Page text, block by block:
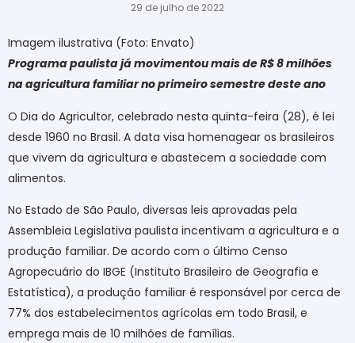
29 de julho de 2022
Imagem ilustrativa (Foto: Envato)
Programa paulista já movimentou mais de R$8 milhões
na agricultura familiar no primeiro semestre deste ano
O Dia do Agricultor, celebrado nesta quinta-feira (28), é lei
desde 1960 no Brasil. A data visa homenagear os brasileiros
que vivem da agricultura e abastecem a sociedade com
alimentos.
No Estado de São Paulo, diversas leis aprovadas pela
Assembleia Legislativa paulista incentivam a agricultura e a
produção familiar. De acordo com o último Censo
Agropecuário do IBGE (Instituto Brasileiro de Geografia e
Estatística), a produção familiar é responsável por cerca de
77% dos estabelecimentos agrícolas em todo Brasil, e
emprega mais de 10 milhões de famílias.